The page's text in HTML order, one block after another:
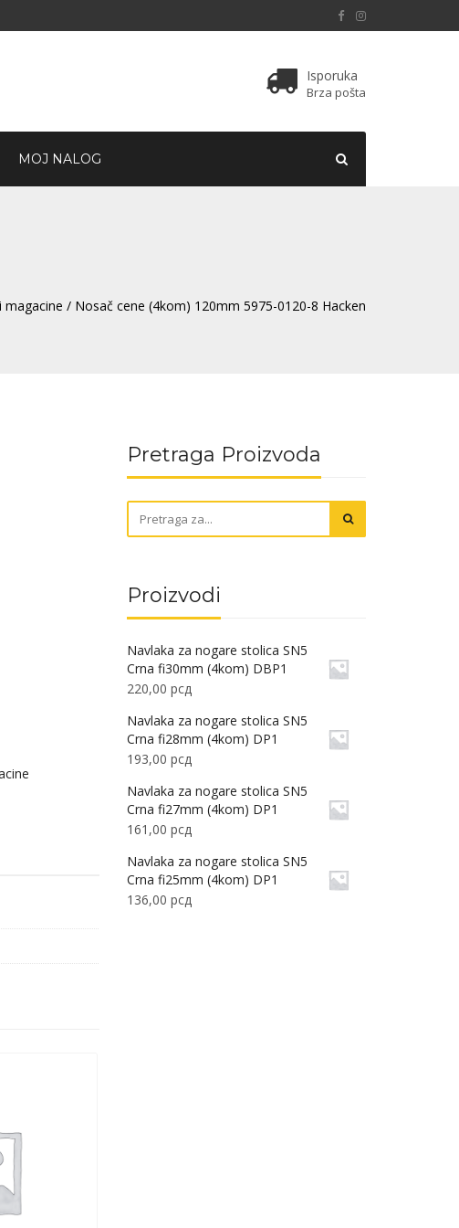
Isporuka
Brza pošta
MOJ NALOG
magacine / Nosač cene (4kom) 120mm 5975-0120-8 Hacken
Pretraga Proizvoda
Proizvodi
Navlaka za nogare stolica SN5
Crna fi30mm (4kom) DBP1
220,00 рсд
Navlaka za nogare stolica SN5
Crna fi28mm (4kom) DP1
193,00 рсд
Navlaka za nogare stolica SN5
Crna fi27mm (4kom) DP1
161,00 рсд
Navlaka za nogare stolica SN5
Crna fi25mm (4kom) DP1
136,00 рсд